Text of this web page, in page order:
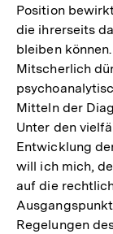
Position
die ihrerseits
bleiben
Mitscherlich
Mitteln der
Unter den
Entwicklung
will ich mich,
auf die
Regelungen